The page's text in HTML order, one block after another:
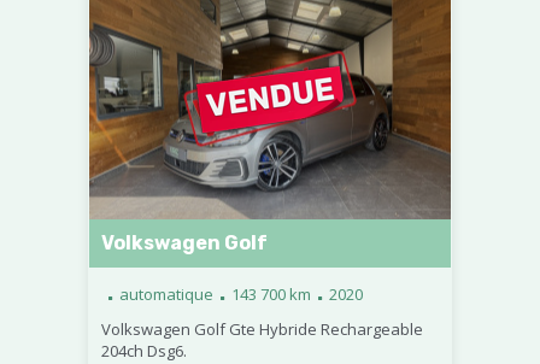
Volkswagen Golf
. automatique . 143 700 km . 2020
Volkswagen Golf Gte Hybride Rechargeable
204ch Dsg6.